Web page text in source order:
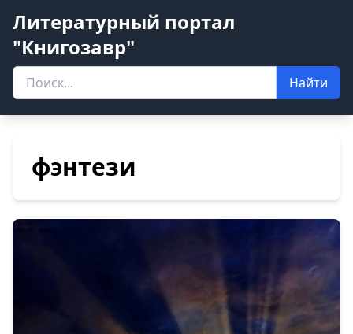
Литературный портал
"Книгозавр"
Найти
фэнтези